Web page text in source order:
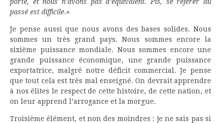
passé est difficile.»
Je pense aussi que nous avons des bases solides. Nous
sommes un très grand pays. Nous sommes encore la
sixième puissance mondiale. Nous sommes encore une
grande puissance économique, une grande puissance
exportatrice, malgré notre déficit commercial. Je pense
que tout cela est très mal enseigné. On devrait apprendre
à nos élites le respect de cette histoire, de cette nation, et
on leur apprend l’arrogance et la morgue.
Troisième élément, et non des moindres : je ne sais pas si